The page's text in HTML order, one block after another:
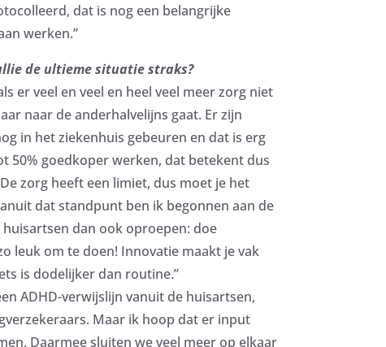
dat is nog een belangrijke
werken.”
de ultieme situatie straks?
er veel en veel en heel veel meer zorg niet
naar de anderhalvelijns gaat. Er zijn
in het ziekenhuis gebeuren en dat is erg
50% goedkoper werken, dat betekent dus
zorg heeft een limiet, dus moet je het
dat standpunt ben ik begonnen aan de
dan ook oproepen: doe
leuk om te doen! Innovatie maakt je vak
is dodelijker dan routine.”
ADHD-verwijslijn vanuit de huisartsen,
Maar ik hoop dat er input
Daarmee sluiten we veel meer op elkaar